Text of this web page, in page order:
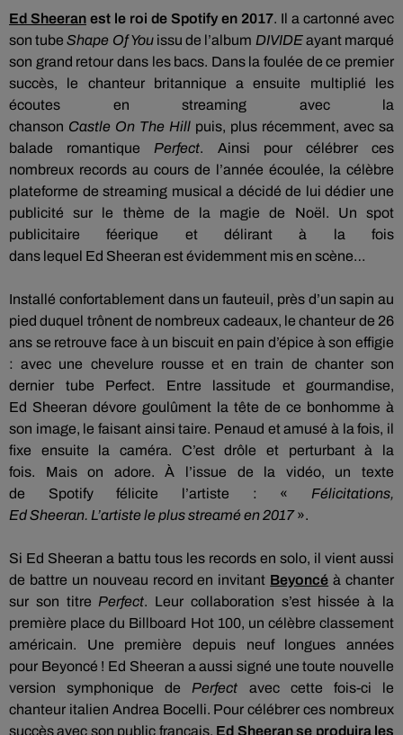
Ed Sheeran est le roi de Spotify en 2017. Il a cartonné avec
son tube Shape OfYou issu de l’album DIVIDEayant marqué
son grand retour dans les bacs. Dans la foulée de ce premier
succès, le chanteur britannique a ensuite multiplié les
écoutes en streaming avec la
chanson Castle On The Hill puis, plus récemment, avec sa
balade romantique
Perfect.
Ainsi pour célébrer ces
nombreux records au cours de l’année écoulée, la célèbre
plateforme de streaming musical a décidé de lui dédier une
publicité sur le thème de la magie de Noël.
Un spot
publicitaire
féerique
et délirant à la fois
dans lequel Ed Sheeran est évidemment mis en scène…
Installé confortablement dans un fauteuil, près d’un sapin au
pied duquel trônent de nombreux cadeaux, le chanteur de 26
ans se retrouve face à un biscuit en pain d’épice à son effigie
:
avec une chevelure rousse et en train de chanter son
dernier tube
Perfect.
Entre lassitude et gourmandise,
Ed Sheeran dévore goulûment la tête de ce bonhomme à
son image, le faisant ainsi taire. Penaud et amusé à la fois, il
fixe ensuite la caméra.
C’est drôle et perturbant à la
fois.
Mais on adore. À
l’issue de la vidéo, un texte
de
Spotify félicite l’artiste : « Félicitations,
EdSheeran. L’artiste le plusstreaméen 2017».
Si Ed Sheeran a battu tous les records en solo, il vient aussi
de battre un nouveau record en invitant Beyoncé à chanter
sur son titre Perfect. Leur collaboration s’est hissée à la
première place du Billboard Hot 100, un célèbre classement
américain.
Une première depuis neuf longues années
pour Beyoncé ! Ed Sheeran a aussi signé une toute nouvelle
version symphonique de
Perfect
avec cette fois-ci le
chanteur italien Andrea Bocelli. Pour célébrer ces nombreux
succès avec son public français, Ed Sheeranse produira les